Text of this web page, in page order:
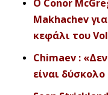
Ο Conor
Makhachev
κεφάλι του
Chimaev :
είναι